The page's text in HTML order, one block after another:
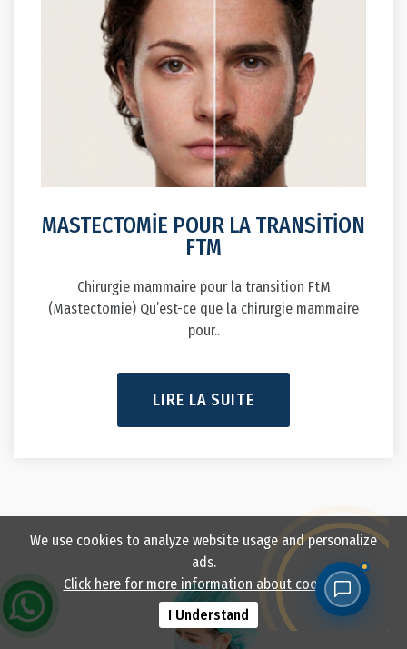
MASTECTOMİE POUR LA TRANSİTİON
FTM
Chirurgie mammaire pour la transition FtM
(Mastectomie) Qu’est-ce que la chirurgie mammaire
pour..
LIRE LA SUITE
We use cookies to analyze website usage and personalize
ads.
Click here for more information about cookies.
I Understand